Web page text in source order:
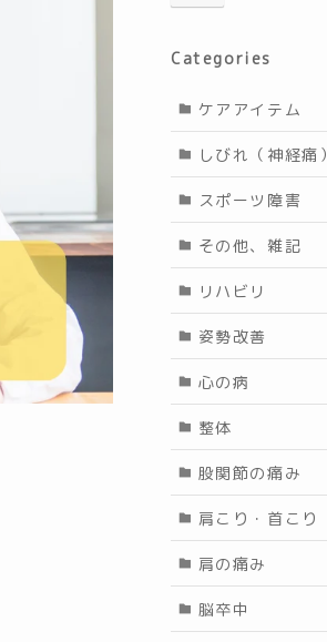
Categories
ケアアイテム
しびれ（神経痛）
スポーツ障害
その他、雑記
リハビリ
姿勢改善
心の病
整体
股関節の痛み
肩こり・首こり
肩の痛み
脳卒中